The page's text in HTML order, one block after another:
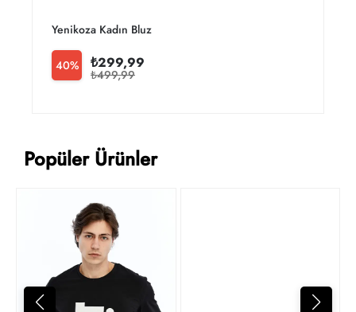
Yenikoza Kadın Bluz
40% ₺299,99
₺499,99
Popüler Ürünler